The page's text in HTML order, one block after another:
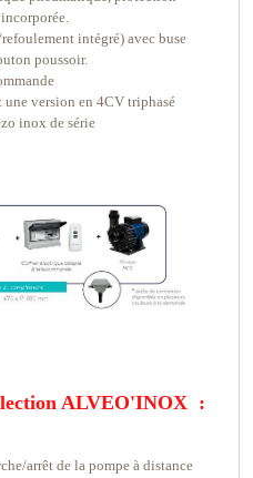
intégré) avec buse
poussoir.
version en 4CV triphasé
inox de série
ALVEO'INOX :
arrêt de la pompe à distance